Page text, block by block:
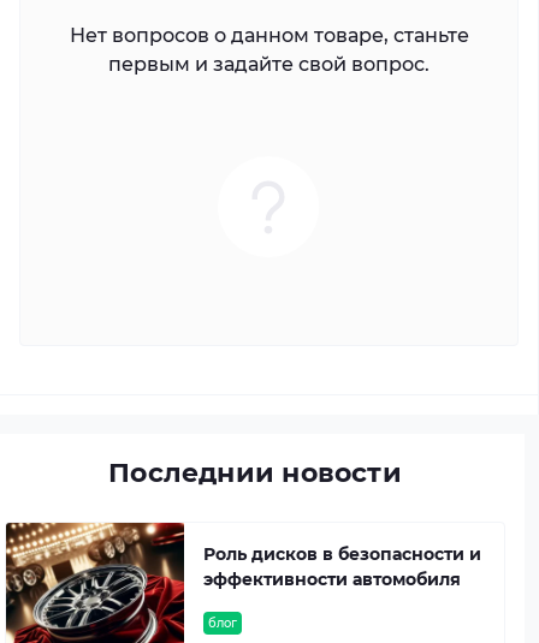
Нет вопросов о данном товаре, станьте
первым и задайте свой вопрос.
Последнии новости
блог
Роль дисков в безопасности и
эффективности автомобиля